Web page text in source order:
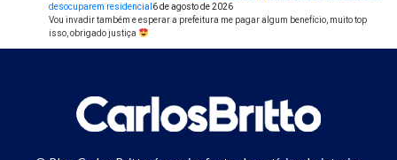
desocuparem residencial 6 de agosto de 2026
Vou invadir também e esperar a prefeitura me pagar algum benefício, muito top
isso, obrigado justiça